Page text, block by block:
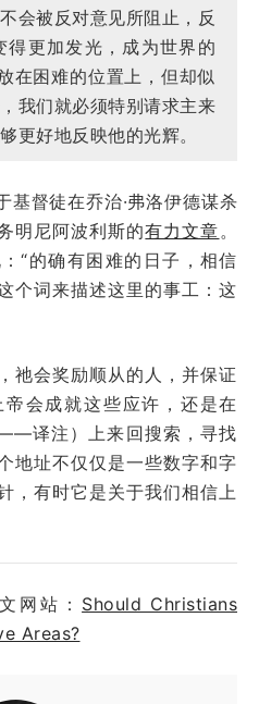
会被反对意见所阻止，反
得更加发光，成为世界的
在困难的位置上，但却似
我们就必须特别请求主来
更好地反映他的光辉。
基督徒在乔治·弗洛伊德谋杀
明尼阿波利斯的有力文章 。
“的确有困难的日子，相信
个词来描述这里的事工：这
祂会奖励顺从的人，并保证
会成就这些应许，还是在
译注）上来回搜索，寻找
地址不仅仅是一些数字和字
，有时它是关于我们相信上
网站： Should Christians
Areas?